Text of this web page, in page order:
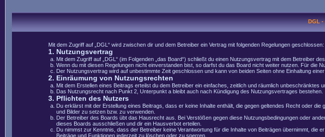
DGL -
Mit dem Zugriff auf „DGL“ wird zwischen dir und dem Betreiber ein Vertrag mit folgenden Regelungen geschlossen:
1. Nutzungsvertrag
Mit dem Zugriff auf „DGL“ (im Folgenden „das Board“) schließt du einen Nutzungsvertrag mit dem Betreiber
Wenn du mit diesen Regelungen nicht einverstanden bist, so darfst du das Board nicht weiter nutzen. Für die
Der Nutzungsvertrag wird auf unbestimmte Zeit geschlossen und kann von beiden Seiten ohne Einhaltung
2. Einräumung von Nutzungsrechten
Mit dem Erstellen eines Beitrags erteilst du dem Betreiber ein einfaches, zeitlich und räumlich unbeschränktes
Das Nutzungsrecht nach Punkt 2, Unterpunkt a bleibt auch nach Kündigung des Nutzungsvertrages bestehen.
3. Pflichten des Nutzers
Du erklärst mit der Erstellung eines Beitrags, dass er keine Inhalte enthält, die gegen geltendes Recht oder
und Bilder zu setzen bzw. zu verwenden.
Der Betreiber des Boards übt das Hausrecht aus. Bei Verstößen gegen diese Nutzungsbedingungen oder
dieses Boards ausschließen und dir ein Hausverbot erteilen.
Du nimmst zur Kenntnis, dass der Betreiber keine Verantwortung für die Inhalte von Beiträgen übernimmt,
Beiträge und Funktionen jederzeit zu löschen oder zu sperren.